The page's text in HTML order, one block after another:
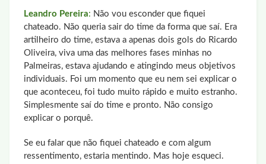
Leandro Pereira: Não vou esconder que fiquei
chateado. Não queria sair do time da forma que saí. Era
artilheiro do time, estava a apenas dois gols do Ricardo
Oliveira, viva uma das melhores fases minhas no
Palmeiras, estava ajudando e atingindo meus objetivos
individuais. Foi um momento que eu nem sei explicar o
que aconteceu, foi tudo muito rápido e muito estranho.
Simplesmente saí do time e pronto. Não consigo
explicar o porquê.
Se eu falar que não fiquei chateado e com algum
ressentimento, estaria mentindo. Mas hoje esqueci.